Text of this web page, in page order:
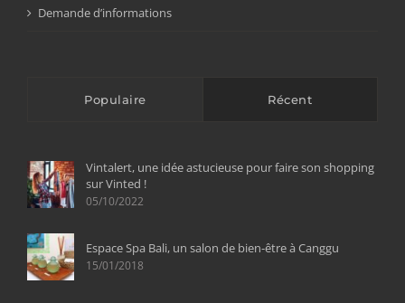
Demande d’informations
Populaire Récent
Vintalert, une idée astucieuse pour faire son shopping
sur Vinted !
05/10/2022
Espace Spa Bali, un salon de bien-être à Canggu
15/01/2018